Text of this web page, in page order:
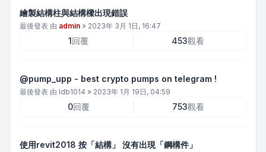
繪製結構柱與結構樑出現錯誤
最後發表 由 admin » 2023年 3月 1日, 16:47
1回覆 453觀看
@pump_upp - best crypto pumps on telegram !
最後發表 由 ldb1014 » 2023年 1月 19日, 04:59
0回覆 753觀看
使用revit2018 按「結構」 沒有出現「鋼構件」